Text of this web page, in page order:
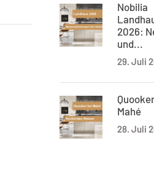
Nobilia
2026:
und...
29. Juli
Mahé
28. Juli